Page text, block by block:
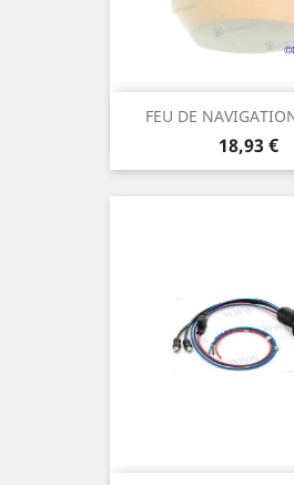
FEU DE
Prix
18,93 €